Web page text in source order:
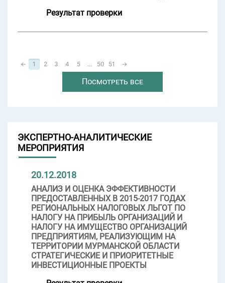
Результат проверки
← 1 2 3 4 5 ... 50 51 →
Посмотреть все
ЭКСПЕРТНО-АНАЛИТИЧЕСКИЕ
МЕРОПРИЯТИЯ
20.12.2018
АНАЛИЗ И ОЦЕНКА ЭФФЕКТИВНОСТИ
ПРЕДОСТАВЛЕННЫХ В 2015-2017 ГОДАХ
РЕГИОНАЛЬНЫХ НАЛОГОВЫХ ЛЬГОТ ПО
НАЛОГУ НА ПРИБЫЛЬ ОРГАНИЗАЦИЙ И
НАЛОГУ НА ИМУЩЕСТВО ОРГАНИЗАЦИЙ
ПРЕДПРИЯТИЯМ, РЕАЛИЗУЮЩИМ НА
ТЕРРИТОРИИ МУРМАНСКОЙ ОБЛАСТИ
СТРАТЕГИЧЕСКИЕ И ПРИОРИТЕТНЫЕ
ИНВЕСТИЦИОННЫЕ ПРОЕКТЫ